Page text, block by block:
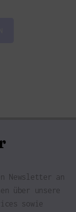
Newsletter an
über unsere
sowie